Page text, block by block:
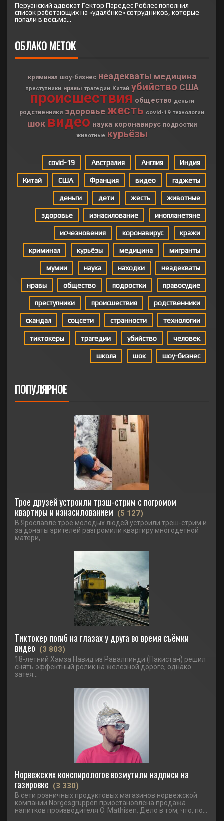
Перуанский адвокат Гектор Паредес Роблес пополнил
список работающих на «удалёнке» сотрудников, которые
попали в весьма...
ОБЛАКО МЕТОК
криминал шоу-бизнес неадекваты медицина
преступники нравы трагедии Китай убийство США
происшествия общество деньги
родственники здоровье жесть covid-19 технологии
шок видео наука коронавирус подростки
животные курьёзы
covid-19 Австралия Англия Индия
Китай США Франция видео гаджеты
деньги дети жесть животные
здоровье изнасилование инопланетяне
исчезновения коронавирус кражи
криминал курьёзы медицина мигранты
мумии наука находки неадекваты
нравы общество подростки правосудие
преступники происшествия родственники
скандал соцсети странности технологии
тиктокеры трагедии убийство человек
школа шок шоу-бизнес
ПОПУЛЯРНОЕ
Трое друзей устроили трэш-стрим с погромом
квартиры и изнасилованием (5 127)
В Ярославле трое молодых людей устроили треш-стрим и
за донаты зрителей разгромили квартиру многодетной
матери,...
Тиктокер погиб на глазах у друга во время съёмки
видео (3 803)
18-летний Хамза Навид из Равалпинди (Пакистан) решил
снять эффектный ролик на железной дороге, однако
затея...
Норвежских конспирологов возмутили надписи на
газировке (3 330)
В сети розничных продуктовых магазинов норвежской
компании Norgesgruppen приостановлена продажа
напитков производителя O. Mathisen. Дело в том, что, по...